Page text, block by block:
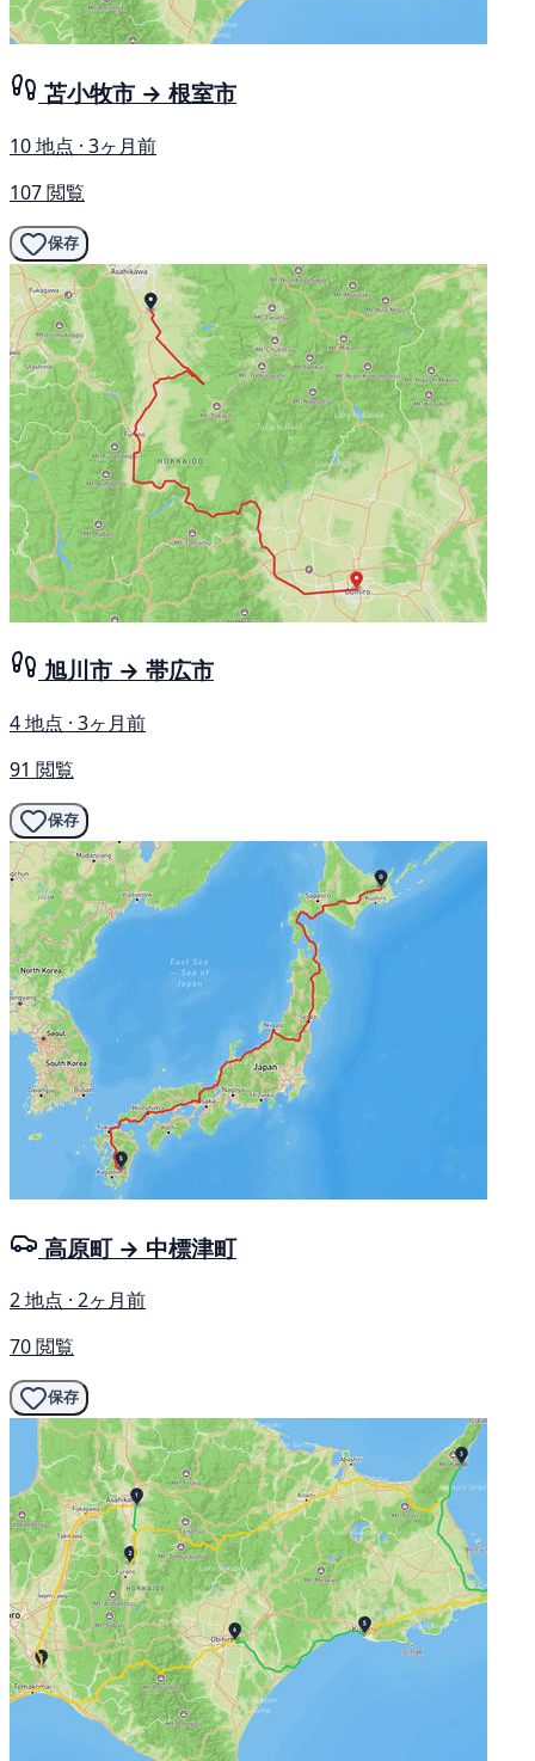
苫小牧市 → 根室市
10 地点 · 3ヶ月前
107 閲覧
保存
旭川市 → 帯広市
4 地点 · 3ヶ月前
91 閲覧
保存
高原町 → 中標津町
2 地点 · 2ヶ月前
70 閲覧
保存